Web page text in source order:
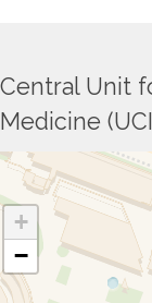
Central Unit
Medicine
+
−